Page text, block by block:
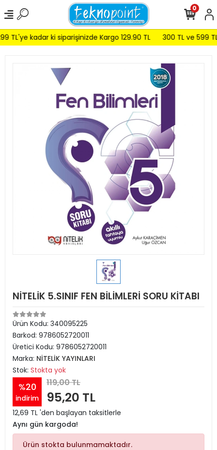
TL'ye kadar ki siparişinizde Kargo 129.90 TL 300 TL ve 599
0
NİTELİK 5.SINIF FEN BİLİMLERİ SORU KİTABI
Ürün Kodu: 340095225
Barkod: 9786052720011
Üretici Kodu: 9786052720011
Marka: NİTELİK YAYINLARI
Stok: Stokta yok
%20
indirim
119,00 TL
95,20 TL
12,69 TL 'den başlayan taksitlerle
Aynı gün kargoda!
Ürün stokta bulunmamaktadır.